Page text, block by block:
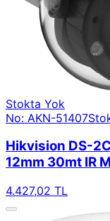
Stokta Yok
No: AKN-51407
Hikvision DS-
12mm 30mt IR
4.427,02 TL